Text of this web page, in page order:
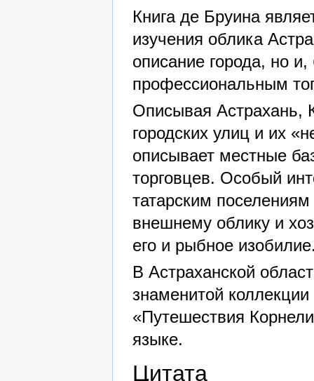
Книга де Бруина
изучения облика
описание города, но
профессиональным
Описывая Астрахань,
городских улиц и их
описывает местные
торговцев. Особый
татарским
внешнему облику и
его и рыбное
В Астраханской
знаменитой
«Путешествия
языке.
Цитата